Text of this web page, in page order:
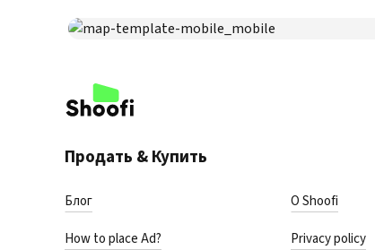
Продать & Купить
Блог
О Shoofi
How to place Ad?
Privacy policy